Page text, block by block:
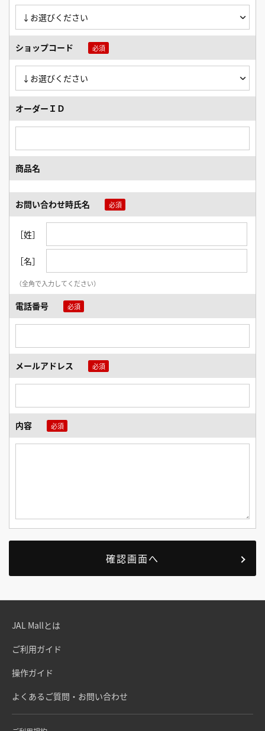
ショップコード
オーダーＩＤ
商品名
お問い合わせ時氏名
［姓］
［名］
（全角で入力してください）
電話番号
メールアドレス
内容
JAL Mallとは
ご利用ガイド
操作ガイド
よくあるご質問・お問い合わせ